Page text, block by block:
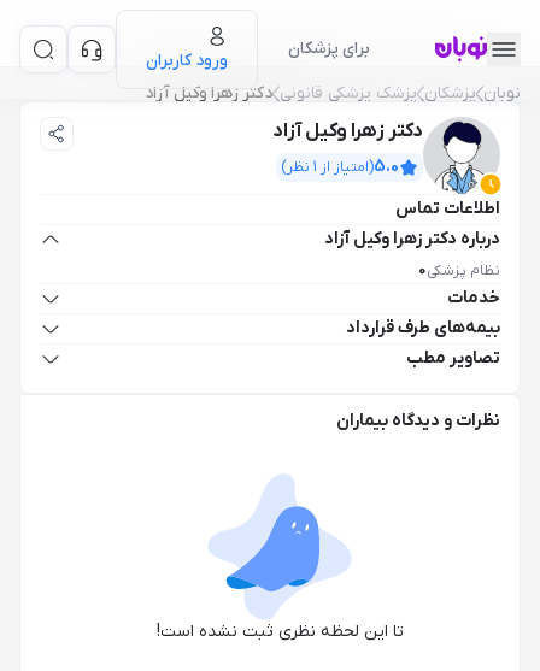
برای پزشکان
ورود کاربران
نوبان پزشکان پزشک پزشکی قانونی دکتر زهرا وکیل آزاد
دکتر زهرا وکیل آزاد
5.0(امتیاز از 1 نظر)
اطلاعات تماس
درباره دکتر زهرا وکیل آزاد
نظام پزشکی0
خدمات
بیمه‌های طرف قرارداد
تصاویر مطب
نظرات و دیدگاه بیماران
تا این لحظه نظری ثبت نشده است!